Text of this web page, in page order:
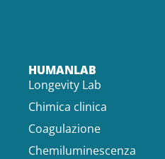
HUMANLAB
Longevity Lab
Chimica clinica
Coagulazione
Chemiluminescenza